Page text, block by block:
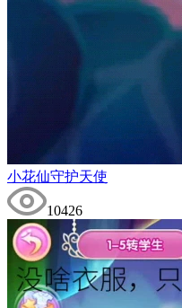
小花仙守护天使
10426